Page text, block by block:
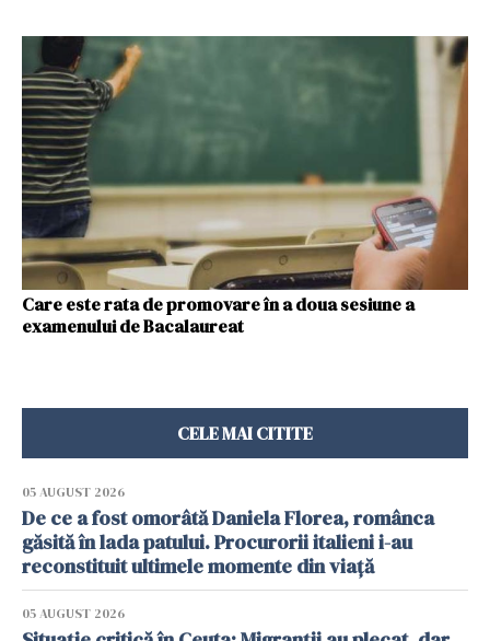
Care este rata de promovare în a doua sesiune a
examenului de Bacalaureat
CELE MAI CITITE
05 AUGUST 2026
De ce a fost omorâtă Daniela Florea, românca
găsită în lada patului. Procurorii italieni i-au
reconstituit ultimele momente din viață
05 AUGUST 2026